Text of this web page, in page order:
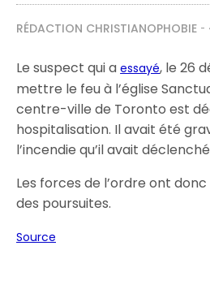
RÉDACTION CHRISTIANOPHOBIE
Le suspect qui aessayé, le 26
mettre le feu à l’église
centre-ville de Toronto est
hospitalisation. Il avait été
l’incendie qu’il avait
Les forces de l’ordre ont
des poursuites.
Source